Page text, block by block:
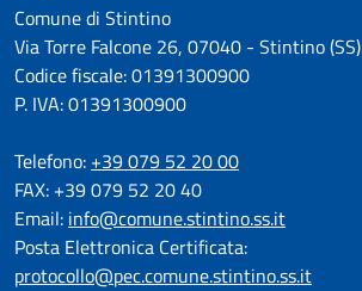
Comune di Stintino
Via Torre Falcone 26, 07040 - Stintino (SS)
Codice fiscale: 01391300900
P. IVA: 01391300900
Telefono: +39 079 52 20 00
FAX: +39 079 52 20 40
Email: info@comune.stintino.ss.it
Posta Elettronica Certificata:
protocollo@pec.comune.stintino.ss.it